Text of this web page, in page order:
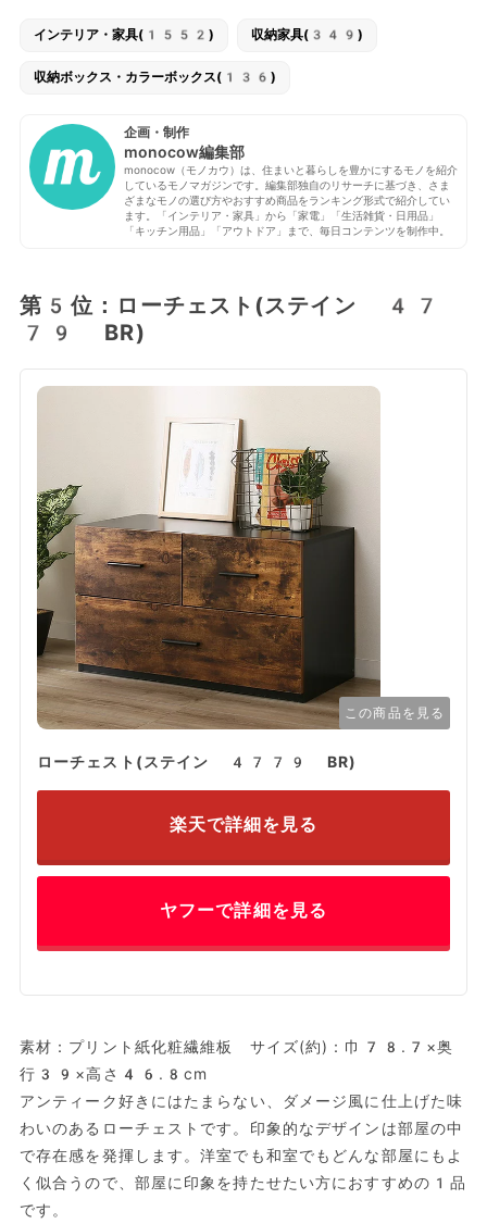
インテリア・家具(1552) 収納家具(349)
収納ボックス・カラーボックス(136)
企画・制作
monocow編集部
monocow（モノカウ）は、住まいと暮らしを豊かにするモノを紹介
しているモノマガジンです。編集部独自のリサーチに基づき、さま
ざまなモノの選び方やおすすめ商品をランキング形式で紹介してい
ます。「インテリア・家具」から「家電」「生活雑貨・日用品」
「キッチン用品」「アウトドア」まで、毎日コンテンツを制作中。
第5位：ローチェスト(ステイン 47
79 BR)
この商品を見る
ローチェスト(ステイン 4779 BR)
楽天で詳細を見る
ヤフーで詳細を見る
素材：プリント紙化粧繊維板 サイズ(約)：巾78.7×奥
行39×高さ46.8cm
アンティーク好きにはたまらない、ダメージ風に仕上げた味
わいのあるローチェストです。印象的なデザインは部屋の中
で存在感を発揮します。洋室でも和室でもどんな部屋にもよ
く似合うので、部屋に印象を持たせたい方におすすめの1品
です。